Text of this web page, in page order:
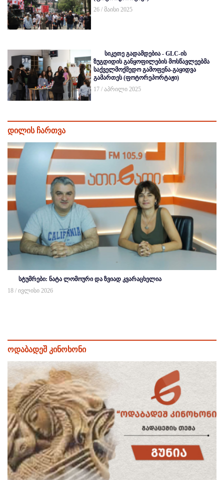
26 / მაისი 2025
სიკეთე გადამდებია - GLC-ის
ზუგდიდის განყოფილების მოსწავლეებმა
საქველმოქმედო გამოფენა-გაყიდვა
გამართეს (ფოტორეპორტაჟი)
17 / აპრილი 2025
დილის ჩართვა
სტუმრები: ნატა ლომოური და ზვიად კვარაცხელია
18 / ივლისი 2026
ოდაბადეშ კინოხონი